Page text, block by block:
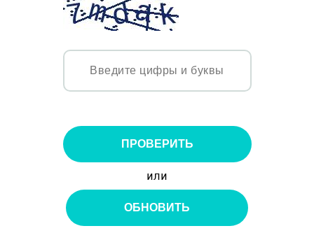
ПРОВЕРИТЬ
или
ОБНОВИТЬ